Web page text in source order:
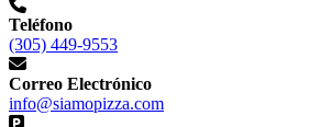
Teléfono
(305) 449-9553
Correo Electrónico
info@siamopizza.com